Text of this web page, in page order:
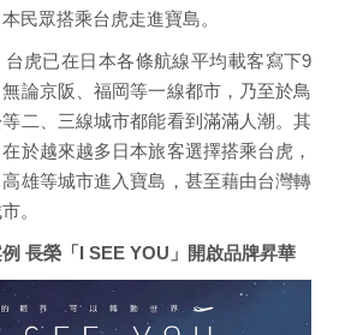
民眾搭乘台虎走進寶島。
虎已在日本各條航線平均載客寫下9
論京阪、福岡等一線都市，乃至於鳥
二、三線城市都能看到滿滿人潮。其
於越來越多日本旅客選擇搭乘台虎，
雄等城市進入寶島，甚至藉由台灣轉
。
長榮「I SEE YOU」開啟品牌昇華